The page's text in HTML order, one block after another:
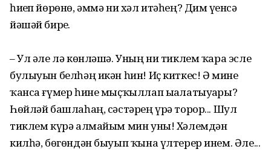
һиҙеп йөрөнө, әммә ни хәл итәһең? Дим үҙенсә
йәшәй бирҙе.
– Ул әле лә көнләшә. Уның ни тиклем ҡара эсле
булыуын белһәң икән һин! Иҫ киткес! Ә мине
ҡанса ғүмер һине мыҫҡыллап ыҙалатыуҙары?
Һөйләй башлаһаң, сәстәрең үрә торор... Шул
тиклем күрә алмайым мин уны! Хәлемдән
килһә, бөгөндән быуып ҡына үлтерер инем. Әле...